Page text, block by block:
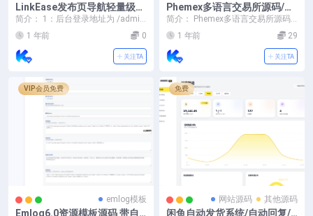
LinkEase发布页导航轻量级的
PHP源码 带后台
简介： 1：后台登录地址为 /admi
口...1 年前 0
关注TA
Phemex多语言交易所源码/期
权交易+合约交易+新币申购
+锁仓挖矿+平台币发行+K线
行情控制/前端uniapp编译后
+后端PHP
简介： Phemex多语言交易所源码/
期权交易+合约交易+新币申购+锁
仓挖矿+平...
1 年前 29
关注TA
VIP会员免费
emlog模板
Emlog6.0资源模板源码 带自
免费
网站源码 其他源码
闲鱼自动发货系统/自动回复/